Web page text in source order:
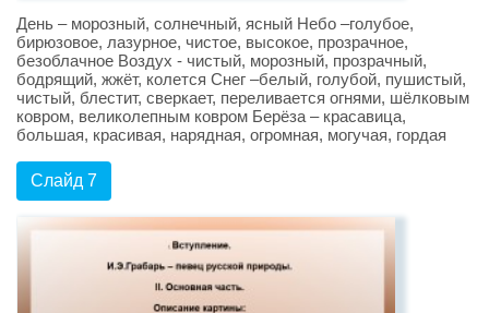
День – морозный, солнечный, ясный Небо –голубое,
бирюзовое, лазурное, чистое, высокое, прозрачное,
безоблачное Воздух - чистый, морозный, прозрачный,
бодрящий, жжёт, колется Снег –белый, голубой, пушистый,
чистый, блестит, сверкает, переливается огнями, шёлковым
ковром, великолепным ковром Берёза – красавица,
большая, красивая, нарядная, огромная, могучая, гордая
Слайд 7